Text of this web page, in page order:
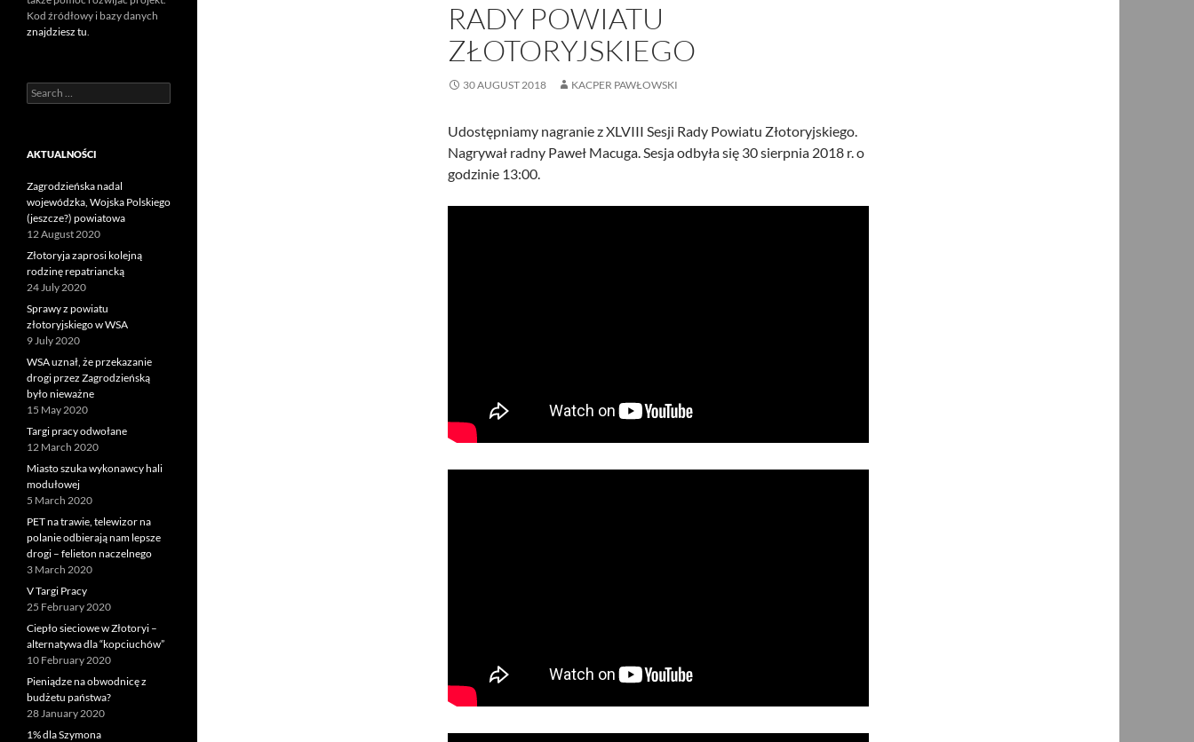
RADY POWIATU
ZŁOTORYJSKIEGO
30 AUGUST 2018 KACPER PAWŁOWSKI
Udostępniamy nagranie z XLVIII Sesji Rady Powiatu Złotoryjskiego.
Nagrywał radny Paweł Macuga. Sesja odbyła się 30 sierpnia 2018 r. o
godzinie 13:00.
Kod źródłowy i bazy danych
znajdziesz tu.
Search
for:
AKTUALNOŚCI
Zagrodzieńska nadal
wojewódzka, Wojska Polskiego
(jeszcze?) powiatowa
12 August 2020
Złotoryja zaprosi kolejną
rodzinę repatriancką
24 July 2020
Sprawy z powiatu
złotoryjskiego w WSA
9 July 2020
WSA uznał, że przekazanie
drogi przez Zagrodzieńską
było nieważne
15 May 2020
Targi pracy odwołane
12 March 2020
Miasto szuka wykonawcy hali
modułowej
5 March 2020
PET na trawie, telewizor na
polanie odbierają nam lepsze
drogi – felieton naczelnego
3 March 2020
V Targi Pracy
25 February 2020
Ciepło sieciowe w Złotoryi –
alternatywa dla “kopciuchów”
10 February 2020
Pieniądze na obwodnicę z
budżetu państwa?
28 January 2020
1% dla Szymona